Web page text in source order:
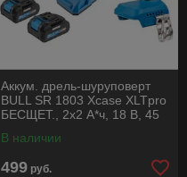
Аккум. дрель-шуруповерт
BULL SR 1803 Xcase XLTpro
БЕСЩЕТ., 2x2 А*ч, 18 В, 45
В наличии
499 руб.